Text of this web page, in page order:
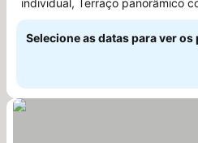
individual, Terraço panorâmico
vistas de Amalfi
Selecione as datas para ver os